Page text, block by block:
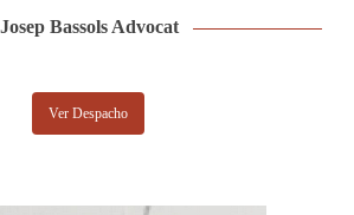
Josep Bassols Advocat
Ver Despacho